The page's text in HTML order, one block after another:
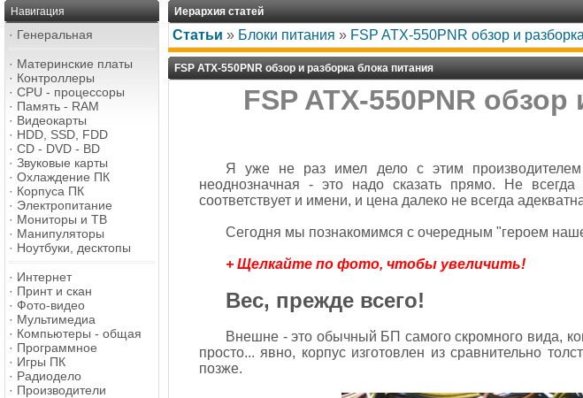
Навигация
· Генеральная
· Материнские платы
· Контроллеры
· CPU - процессоры
· Память - RAM
· Видеокарты
· HDD, SSD, FDD
· CD - DVD - BD
· Звуковые карты
· Охлаждение ПК
· Корпуса ПК
· Электропитание
· Мониторы и ТВ
· Манипуляторы
· Ноутбуки, десктопы
· Интернет
· Принт и скан
· Фото-видео
· Мультимедиа
· Компьютеры - общая
· Программное
· Игры ПК
· Радиодело
· Производители
Иерархия статей
Статьи » Блоки питания » FSP ATX-550PNR обзор и
FSP ATX-550PNR обзор и разборка блока питания
FSP ATX-550PNR
Я уже не раз имел дело с этим
неоднозначная - это надо сказать прямо. Не
соответствует и имени, и цена далеко не всегда
Сегодня мы познакомимся с очередным "героем
+ Щелкайте по фото, чтобы увеличить!
Вес, прежде всего!
Внешне - это обычный БП самого скромного вида,
просто... явно, корпус изготовлен из сравнительно
позже.